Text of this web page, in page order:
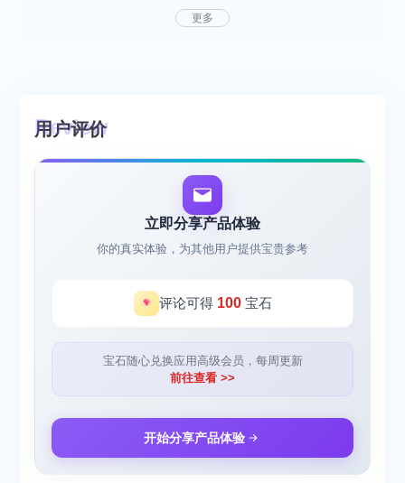
更多
用户评价
立即分享产品体验
你的真实体验，为其他用户提供宝贵参考
评论可得 100宝石
宝石随心兑换应用高级会员，每周更新
前往查看 >>
开始分享产品体验